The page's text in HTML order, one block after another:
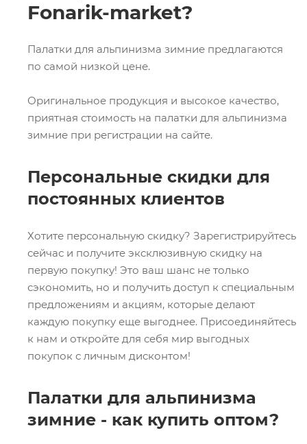
Fonarik-market?
Палатки для альпинизма зимние предлагаются
по самой низкой цене.
Оригинальное продукция и высокое качество,
приятная стоимость на палатки для альпинизма
зимние при регистрации на сайте.
Персональные скидки для
постоянных клиентов
Хотите персональную скидку? Зарегистрируйтесь
сейчас и получите эксклюзивную скидку на
первую покупку! Это ваш шанс не только
сэкономить, но и получить доступ к специальным
предложениям и акциям, которые делают
каждую покупку еще выгоднее. Присоединяйтесь
к нам и откройте для себя мир выгодных
покупок с личным дисконтом!
Палатки для альпинизма
зимние - как купить оптом?